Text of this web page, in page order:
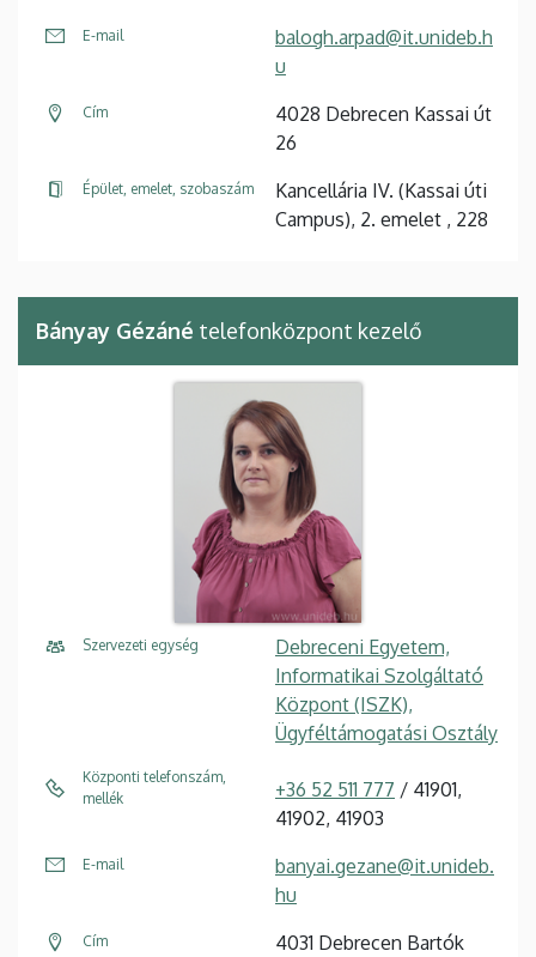
E-mail
balogh.arpad@it.unideb.h
u
Cím
4028 Debrecen Kassai út
26
Épület, emelet, szobaszám
Kancellária IV. (Kassai úti
Campus), 2. emelet , 228
Bányay Gézáné telefonközpont kezelő
Szervezeti egység
Debreceni Egyetem,
Informatikai Szolgáltató
Központ (ISZK),
Ügyféltámogatási Osztály
Központi telefonszám,
mellék
+36 52 511 777 / 41901,
41902, 41903
E-mail
banyai.gezane@it.unideb.
hu
Cím
4031 Debrecen Bartók